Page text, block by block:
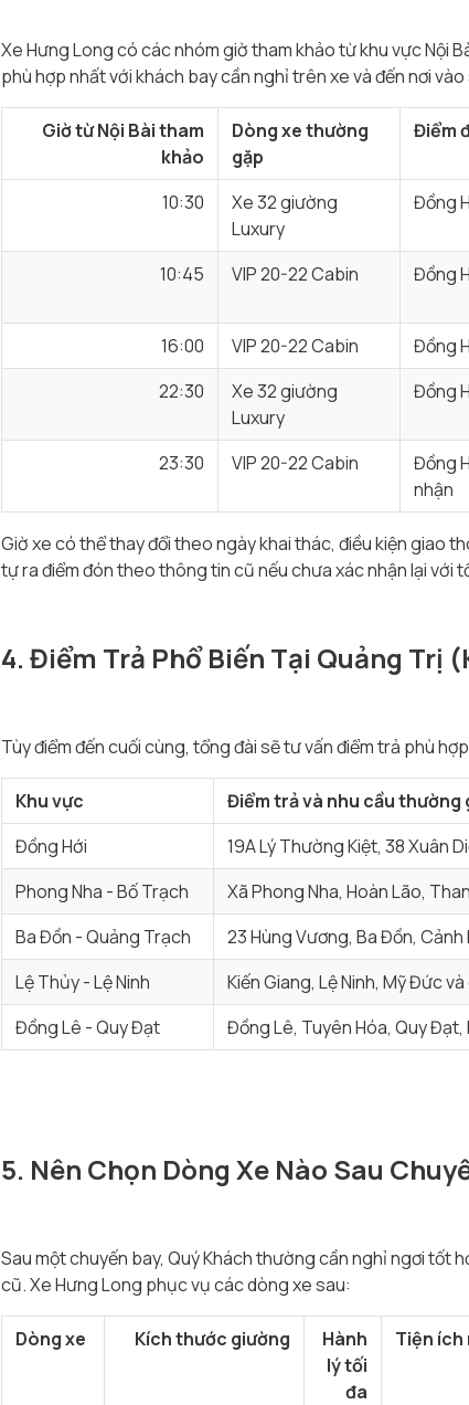
Xe Hưng Long có các nhóm giờ tham khảo từ khu vực Nội
phù hợp nhất với khách bay cần nghỉ trên xe và đến nơi
Giờ từ Nội Bài tham
khảo
Dòng xe thường
gặp
Điểm
10:30
Xe 32 giường
Luxury
Đồng
10:45
VIP 20-22 Cabin Đồng
16:00
VIP 20-22 Cabin Đồng
22:30
Xe 32 giường
Luxury
Đồng
23:30 VIP 20-22 Cabin
Đồng
nhận
Giờ xe có thể thay đổi theo ngày khai thác, điều kiện giao
tự ra điểm đón theo thông tin cũ nếu chưa xác nhận lại với
4. Điểm Trả Phổ Biến Tại Quảng Trị
Tùy điểm đến cuối cùng, tổng đài sẽ tư vấn điểm trả phù
Khu vực
Điểm trả và nhu cầu thường
Đồng Hới
19A Lý Thường Kiệt, 38 Xuân
Phong Nha - Bố Trạch
Xã Phong Nha, Hoàn Lão,
Ba Đồn - Quảng Trạch
23 Hùng Vương, Ba Đồn,
Lệ Thủy - Lệ Ninh
Kiến Giang, Lệ Ninh, Mỹ Đức
Đồng Lê - Quy Đạt
Đồng Lê, Tuyên Hóa, Quy Đạt,
5. Nên Chọn Dòng Xe Nào Sau
Sau một chuyến bay, Quý Khách thường cần nghỉ ngơi tốt
cũ. Xe Hưng Long phục vụ các dòng xe sau:
Dòng xe Kích thước giường
Hành
lý tối
đa
Tiện ích